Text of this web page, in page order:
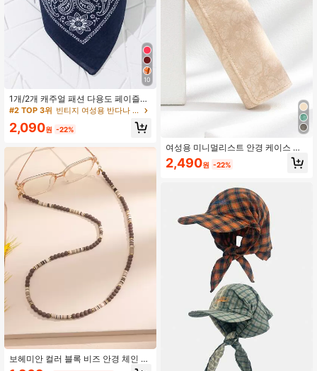
10
1개/2개 캐주얼 패션 다용도 페이즐리
힙합 반다나 스퀘어 스카프
#2 TOP 3위 빈티지 여성용 반다나 & 스퀘어 스카프
2,090원 -22%
보헤미안 컬러 블록 비즈 안경 체인 여
성용 안경 액세서리
여성용 미니멀리스트 안경 케이스 안
경 액세서리
2,490원 -22%